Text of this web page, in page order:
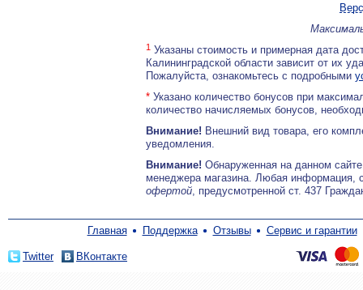
1 Указаны стоимость и примерная дата
Калининградской области зависит от их
Пожалуйста, ознакомьтесь с подробными
* Указано количество бонусов при
количество начисляемых бонусов,
Внимание! Внешний вид товара, его
уведомления.
Внимание! Обнаруженная на данном
менеджера магазина. Любая информация,
офертой, предусмотренной ст. 437
Главная Поддержка Отзывы Сервис и гарантии
Twitter ВКонтакте